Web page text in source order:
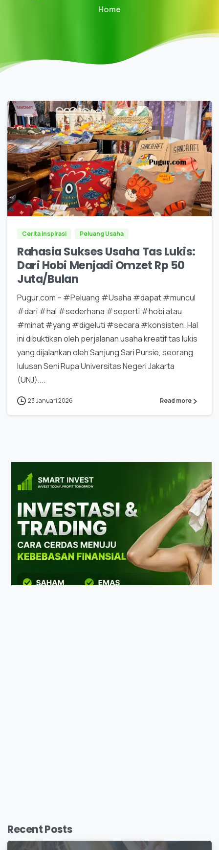
Home
Cerita inspirasi Peluang Usaha
Rahasia Sukses Usaha Tas Lukis:
Dari Hobi Menjadi Omzet Rp 50
Juta/Bulan
Pugur.com – #Peluang #Usaha #dapat #muncul
#dari #hal #sederhana #seperti #hobi atau
#minat #yang #digeluti #secara #konsisten. Hal
ini dibuktikan oleh perjalanan usaha kreatif tas lukis
yang dijalankan oleh Sanjung Sari Pursie, seorang
lulusan Seni Rupa Universitas Negeri Jakarta
(UNJ)....
23 Januari 2026 Read more
Recent Posts